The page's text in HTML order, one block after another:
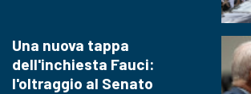
Una nuova tappa
dell'inchiesta Fauci:
l'oltraggio al Senato